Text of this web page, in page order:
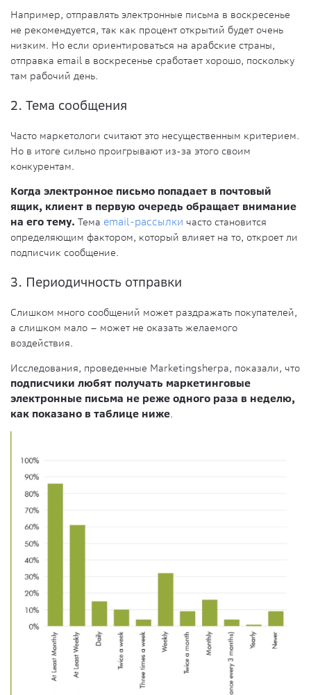
Например, отправлять электронные письма в воскресенье
не рекомендуется, так как процент открытий будет очень
низким. Но если ориентироваться на арабские страны,
отправка email в воскресенье сработает хорошо, поскольку
там рабочий день.
2. Тема сообщения
Часто маркетологи считают это несущественным критерием.
Но в итоге сильно проигрывают из-за этого своим
конкурентам.
Когда электронное письмо попадает в почтовый
ящик, клиент в первую очередь обращает внимание
на его тему. Тема email-рассылки часто становится
определяющим фактором, который влияет на то, откроет ли
подписчик сообщение.
3. Периодичность отправки
Слишком много сообщений может раздражать покупателей,
а слишком мало – может не оказать желаемого
воздействия.
Исследования, проведенные Marketingsherpa, показали, что
подписчики любят получать маркетинговые
электронные письма не реже одного раза в неделю,
как показано в таблице ниже.